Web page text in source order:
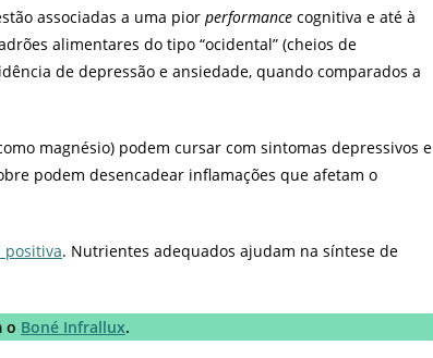
associadas a uma pior performance cognitiva e até à
alimentares do tipo “ocidental” (cheios de
de depressão e ansiedade, quando comparados a
magnésio) podem cursar com sintomas depressivos e
podem desencadear inflamações que afetam o
. Nutrientes adequados ajudam na síntese de
o Boné Infrallux.